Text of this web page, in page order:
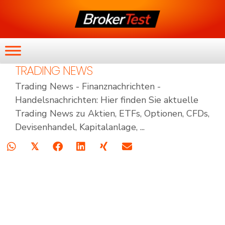
TRADING NEWS
Trading News - Finanznachrichten -
Handelsnachrichten: Hier finden Sie aktuelle
Trading News zu Aktien, ETFs, Optionen, CFDs,
Devisenhandel, Kapitalanlage, ...
𝕏